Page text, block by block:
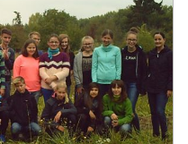
adipiscing
eget dolor.